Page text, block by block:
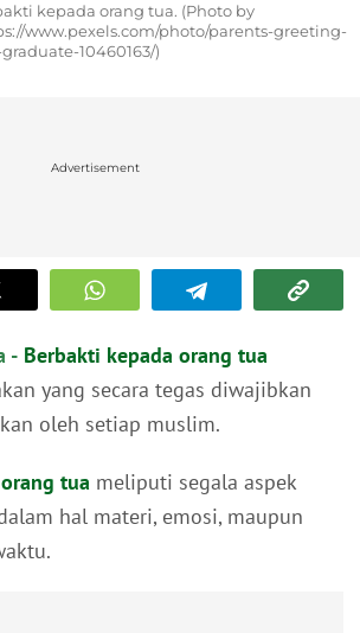
kepada orang tua. (Photo by
www.pexels.com/photo/parents-greeting-
10460163/)
Advertisement
- Berbakti kepada orang tua
yang secara tegas diwajibkan
oleh setiap muslim.
tua meliputi segala aspek
hal materi, emosi, maupun